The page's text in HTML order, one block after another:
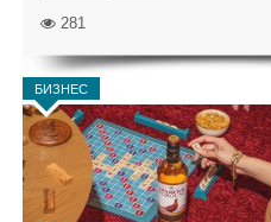
281
БИЗНЕС